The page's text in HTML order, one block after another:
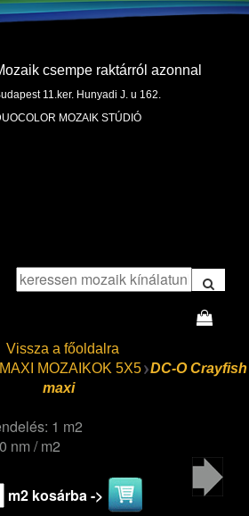
csempe raktárról azonnal
11.ker. Hunyadi J. u 162.
MOZAIK STÚDIÓ
Vissza a főoldalra
MAXI MOZAIKOK 5X5 DC-O Crayfish
maxi
1 m2
nm / m2
m2 kosárba ->